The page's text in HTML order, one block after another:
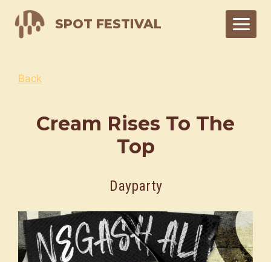
content
SPOT FESTIVAL
Back
Cream Rises To The
Top
Dayparty